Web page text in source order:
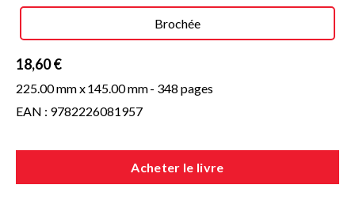
Brochée
18,60 €
225.00 mm x145.00 mm- 348 pages
EAN : 9782226081957
Acheter le livre